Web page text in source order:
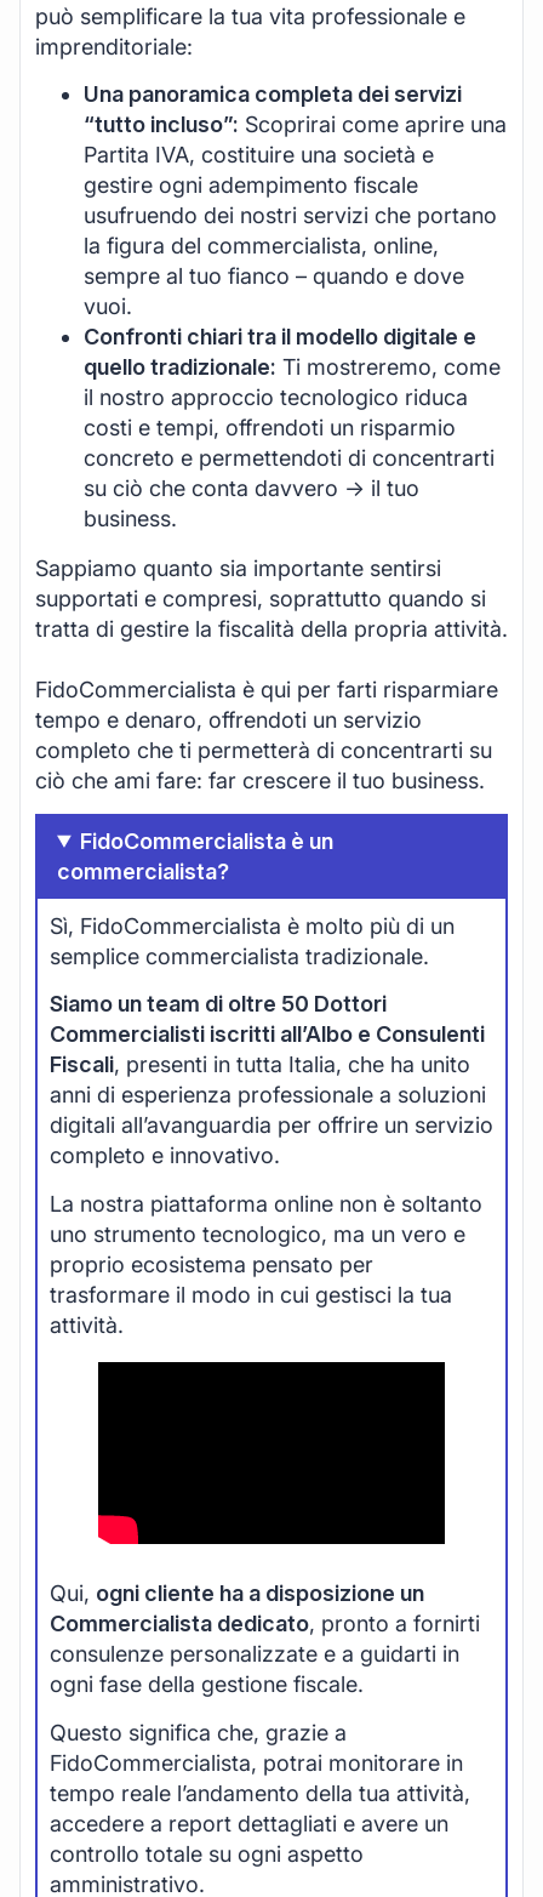
può semplificare la tua vita professionale e
imprenditoriale:
Una panoramica completa dei servizi
“tutto incluso”: Scoprirai come aprire una
Partita IVA, costituire una società e
gestire ogni adempimento fiscale
usufruendo dei nostri servizi che portano
la figura del commercialista, online,
sempre al tuo fianco – quando e dove
vuoi.
Confronti chiari tra il modello digitale e
quello tradizionale: Ti mostreremo, come
il nostro approccio tecnologico riduca
costi e tempi, offrendoti un risparmio
concreto e permettendoti di concentrarti
su ciò che conta davvero -> il tuo
business.
Sappiamo quanto sia importante sentirsi
supportati e compresi, soprattutto quando si
tratta di gestire la fiscalità della propria attività.
FidoCommercialista è qui per farti risparmiare
tempo e denaro, offrendoti un servizio
completo che ti permetterà di concentrarti su
ciò che ami fare: far crescere il tuo business.
FidoCommercialista è un
commercialista?
Sì, FidoCommercialista è molto più di un
semplice commercialista tradizionale.
Siamo un team di oltre 50 Dottori
Commercialisti iscritti all’Albo e Consulenti
Fiscali, presenti in tutta Italia, che ha unito
anni di esperienza professionale a soluzioni
digitali all’avanguardia per offrire un servizio
completo e innovativo.
La nostra piattaforma online non è soltanto
uno strumento tecnologico, ma un vero e
proprio ecosistema pensato per
trasformare il modo in cui gestisci la tua
attività.
Qui, ogni cliente ha a disposizione un
Commercialista dedicato, pronto a fornirti
consulenze personalizzate e a guidarti in
ogni fase della gestione fiscale.
Questo significa che, grazie a
FidoCommercialista, potrai monitorare in
tempo reale l’andamento della tua attività,
accedere a report dettagliati e avere un
controllo totale su ogni aspetto
amministrativo.